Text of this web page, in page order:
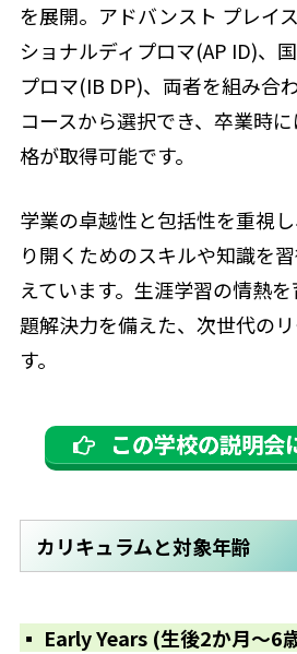
を展開。アドバンスト プレイ
ショナルディプロマ(AP ID)、
プロマ(IB DP)、両者を組み合
コースから選択でき、卒業時
格が取得可能です。
学業の卓越性と包括性を重視
り開くためのスキルや知識を
えています。生涯学習の情熱
題解決力を備えた、次世代の
す。
この学校の説明会
カリキュラムと対象年齢
▪ Early Years (生後2か月～6